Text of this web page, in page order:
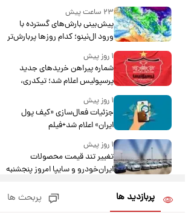
۲۳ ساعت پیش
پیش‌بینی بارش‌های گسترده با
ورود ال‌نینو؛ کدام روزها پربارش‌تر
خواهند بود؟
۱ روز پیش
شماره پیراهن خریدهای جدید
پرسپولیس اعلام شد؛ تیکدری،
محبی و سرگیف با اعداد ویژه
۱ روز پیش
جزئیات فعال‌سازی «کیف پول
ایران» اعلام شد+فیلم
۱ روز پیش
تغییر تند قیمت محصولات
ایران‌خودرو و سایپا امروز پنجشنبه
قیمت طلا و سکه امروز پنجشنبه
۱۵ مرداد ۱۴۰۵
پربازدید ها پربحث ها